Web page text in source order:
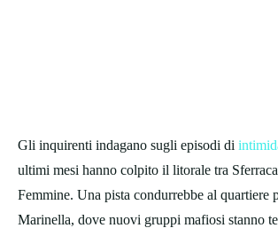
Gli inquirenti indagano sugli episodi di
ultimi mesi hanno colpito il litorale tra
Femmine. Una pista condurrebbe al quartiere
Marinella, dove nuovi gruppi mafiosi stanno